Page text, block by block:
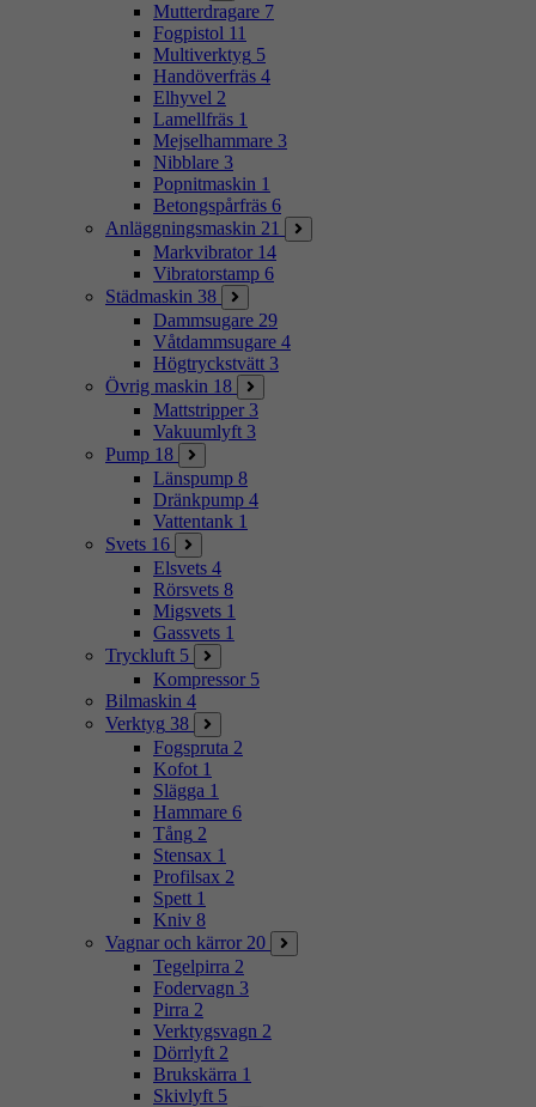
Mutterdragare 7
Fogpistol 11
Multiverktyg 5
Handöverfräs 4
Elhyvel 2
Lamellfräs 1
Mejselhammare 3
Nibblare 3
Popnitmaskin 1
Betongspårfräs 6
Anläggningsmaskin 21
Markvibrator 14
Vibratorstamp 6
Städmaskin 38
Dammsugare 29
Våtdammsugare 4
Högtryckstvätt 3
Övrig maskin 18
Mattstripper 3
Vakuumlyft 3
Pump 18
Länspump 8
Dränkpump 4
Vattentank 1
Svets 16
Elsvets 4
Rörsvets 8
Migsvets 1
Gassvets 1
Tryckluft 5
Kompressor 5
Bilmaskin 4
Verktyg 38
Fogspruta 2
Kofot 1
Slägga 1
Hammare 6
Tång 2
Stensax 1
Profilsax 2
Spett 1
Kniv 8
Vagnar och kärror 20
Tegelpirra 2
Fodervagn 3
Pirra 2
Verktygsvagn 2
Dörrlyft 2
Brukskärra 1
Skivlyft 5